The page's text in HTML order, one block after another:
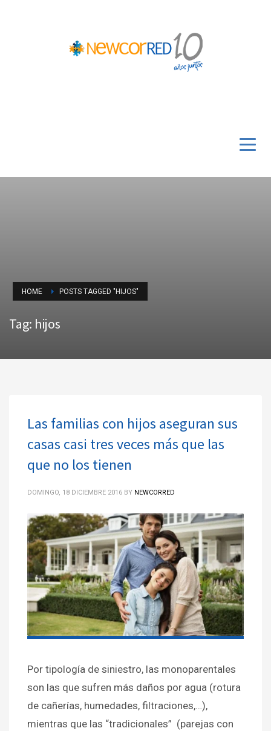
HOME POSTS TAGGED "HIJOS"
Tag: hijos
Las familias con hijos aseguran sus
casas casi tres veces más que las
que no los tienen
DOMINGO, 18 DICIEMBRE 2016 BY NEWCORRED
Por tipología de siniestro, las monoparentales
son las que sufren más daños por agua (rotura
de cañerías, humedades, filtraciones,…),
mientras que las “tradicionales” (parejas con